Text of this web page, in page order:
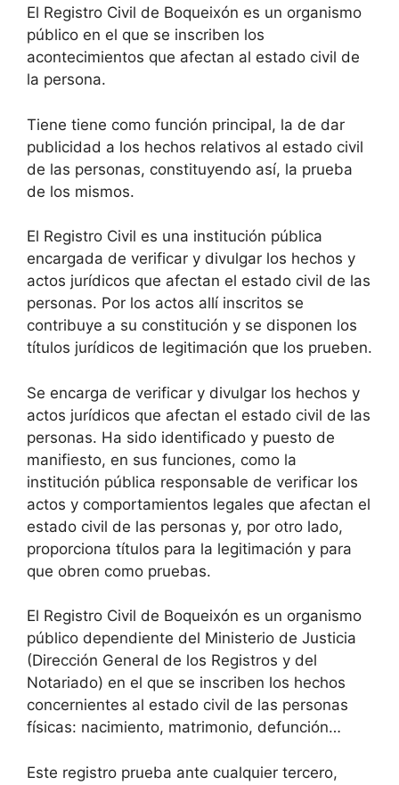
El Registro Civil de Boqueixón es un organismo
público en el que se inscriben los
acontecimientos que afectan al estado civil de
la persona.
Tiene tiene como función principal, la de dar
publicidad a los hechos relativos al estado civil
de las personas, constituyendo así, la prueba
de los mismos.
El Registro Civil es una institución pública
encargada de verificar y divulgar los hechos y
actos jurídicos que afectan el estado civil de las
personas. Por los actos allí inscritos se
contribuye a su constitución y se disponen los
títulos jurídicos de legitimación que los prueben.
Se encarga de verificar y divulgar los hechos y
actos jurídicos que afectan el estado civil de las
personas. Ha sido identificado y puesto de
manifiesto, en sus funciones, como la
institución pública responsable de verificar los
actos y comportamientos legales que afectan el
estado civil de las personas y, por otro lado,
proporciona títulos para la legitimación y para
que obren como pruebas.
El Registro Civil de Boqueixón es un organismo
público dependiente del Ministerio de Justicia
(Dirección General de los Registros y del
Notariado) en el que se inscriben los hechos
concernientes al estado civil de las personas
físicas: nacimiento, matrimonio, defunción…
Este registro prueba ante cualquier tercero,